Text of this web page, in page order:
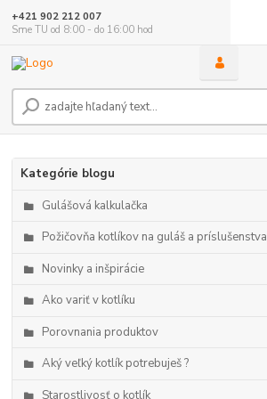
+421 902 212 007
Sme TU od 8:00 - do 16:00 hod
Kategórie blogu
Gulášová kalkulačka
Požičovňa kotlíkov na guláš a príslušenstva
Novinky a inšpirácie
Ako variť v kotlíku
Porovnania produktov
Aký veľký kotlík potrebuješ ?
Starostlivosť o kotlík